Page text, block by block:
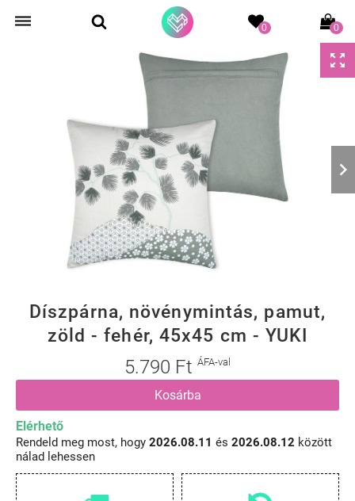
0 0
Díszpárna, növénymintás, pamut,
zöld - fehér, 45x45 cm - YUKI
5.790 Ft ÁFA-val
Kosárba
Elérhető
Rendeld meg most, hogy 2026.08.11 és 2026.08.12 között
nálad lehessen